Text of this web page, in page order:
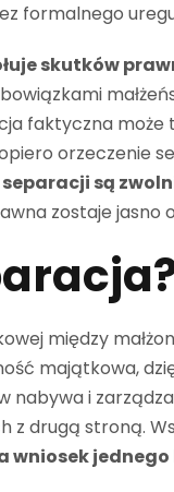
formalnego
skutków
faktyczna
orzeczenie
są
zostaje jasno
między
majątkowa,
nabywa i
z drugą stroną.
wniosek